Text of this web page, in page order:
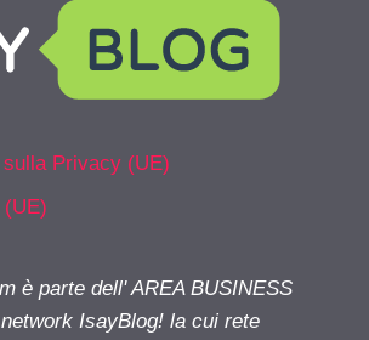
Privacy (UE)
è parte dell' AREA BUSINESS
IsayBlog! la cui rete